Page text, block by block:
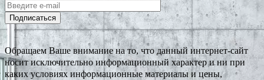
Подписаться
Обращаем Ваше внимание на то, что данный интернет-сайт
носит исключительно информационный характер и ни при
каких условиях информационные материалы и цены,